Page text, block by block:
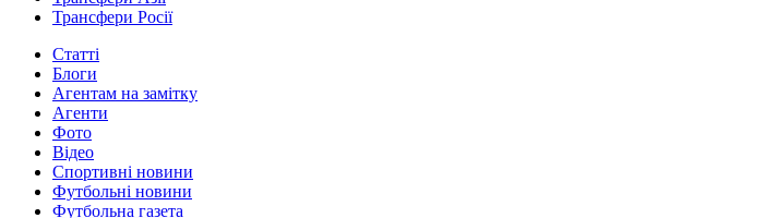
Трансфери Росії
Статті
Блоги
Агентам на замітку
Агенти
Фото
Відео
Спортивні новини
Футбольні новини
Футбольна газета